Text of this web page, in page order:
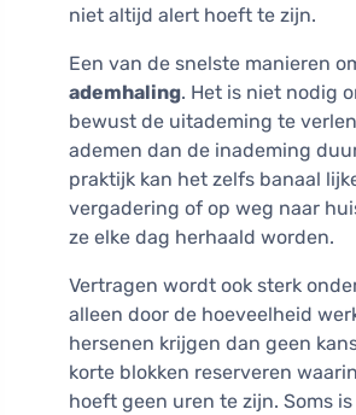
niet altijd alert hoeft te zijn.
Een van de snelste manieren
ademhaling. Het is niet nodig
bewust de uitademing te
ademen dan de inademing
praktijk kan het zelfs banaal
vergadering of op weg naar
ze elke dag herhaald worden.
Vertragen wordt ook sterk
alleen door de hoeveelheid
hersenen krijgen dan geen
korte blokken reserveren
hoeft geen uren te zijn. Soms